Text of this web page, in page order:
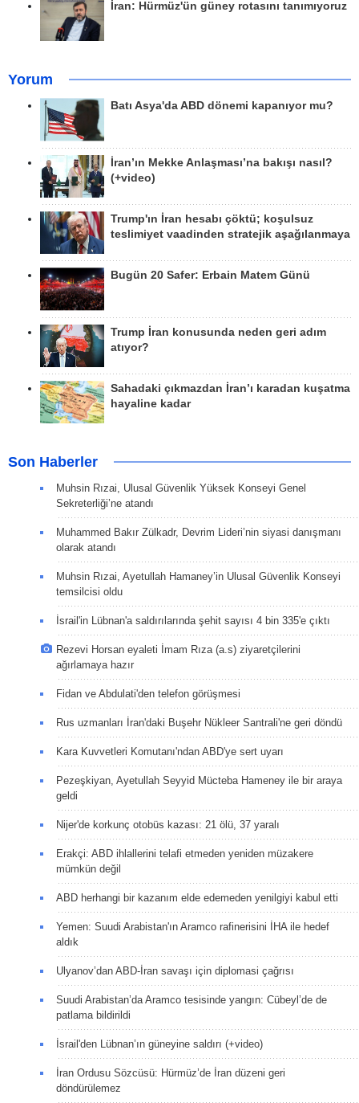
İran: Hürmüz'ün güney rotasını tanımıyoruz
Yorum
Batı Asya'da ABD dönemi kapanıyor mu?
İran’ın Mekke Anlaşması’na bakışı nasıl?
(+video)
Trump'ın İran hesabı çöktü; koşulsuz
teslimiyet vaadinden stratejik aşağılanmaya
Bugün 20 Safer: Erbain Matem Günü
Trump İran konusunda neden geri adım
atıyor?
Sahadaki çıkmazdan İran’ı karadan kuşatma
hayaline kadar
Son Haberler
Muhsin Rızai, Ulusal Güvenlik Yüksek Konseyi Genel
Sekreterliği’ne atandı
Muhammed Bakır Zülkadr, Devrim Lideri’nin siyasi danışmanı
olarak atandı
Muhsin Rızai, Ayetullah Hamaney’in Ulusal Güvenlik Konseyi
temsilcisi oldu
İsrail'in Lübnan'a saldırılarında şehit sayısı 4 bin 335'e çıktı
Rezevi Horsan eyaleti İmam Rıza (a.s) ziyaretçilerini
ağırlamaya hazır
Fidan ve Abdulati'den telefon görüşmesi
Rus uzmanları İran'daki Buşehr Nükleer Santrali'ne geri döndü
Kara Kuvvetleri Komutanı'ndan ABD'ye sert uyarı
Pezeşkiyan, Ayetullah Seyyid Mücteba Hameney ile bir araya
geldi
Nijer'de korkunç otobüs kazası: 21 ölü, 37 yaralı
Erakçi: ABD ihlallerini telafi etmeden yeniden müzakere
mümkün değil
ABD herhangi bir kazanım elde edemeden yenilgiyi kabul etti
Yemen: Suudi Arabistan'ın Aramco rafinerisini İHA ile hedef
aldık
Ulyanov’dan ABD-İran savaşı için diplomasi çağrısı
Suudi Arabistan’da Aramco tesisinde yangın: Cübeyl’de de
patlama bildirildi
İsrail'den Lübnan’ın güneyine saldırı (+video)
İran Ordusu Sözcüsü: Hürmüz’de İran düzeni geri
döndürülemez